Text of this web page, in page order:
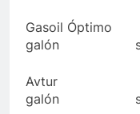
Gasoil
galón sube
Avtur
galón sube